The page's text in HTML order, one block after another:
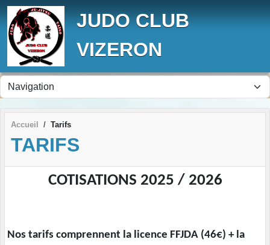
JUDO CLUB
VIZERON
Accueil Tarifs
TARIFS
COTISATIONS 2025 / 2026
Nos tarifs comprennent la licence FFJDA (46€) + la
Panneau de gestion des cookies